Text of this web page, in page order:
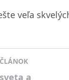
veľa
a